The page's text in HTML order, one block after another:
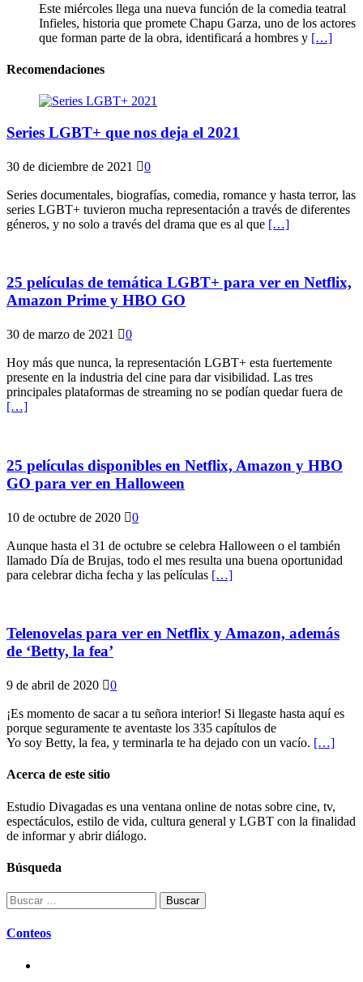
Este miércoles llega una nueva función de la comedia teatral
Infieles, historia que promete Chapu Garza, uno de los actores
que forman parte de la obra, identificará a hombres y […]
Recomendaciones
Series LGBT+ que nos deja el 2021
30 de diciembre de 2021 0
Series documentales, biografías, comedia, romance y hasta terror, las
series LGBT+ tuvieron mucha representación a través de diferentes
géneros, y no solo a través del drama que es al que […]
25 películas de temática LGBT+ para ver en Netflix,
Amazon Prime y HBO GO
30 de marzo de 2021 0
Hoy más que nunca, la representación LGBT+ esta fuertemente
presente en la industria del cine para dar visibilidad. Las tres
principales plataformas de streaming no se podían quedar fuera de
[…]
25 películas disponibles en Netflix, Amazon y HBO
GO para ver en Halloween
10 de octubre de 2020 0
Aunque hasta el 31 de octubre se celebra Halloween o el también
llamado Día de Brujas, todo el mes resulta una buena oportunidad
para celebrar dicha fecha y las películas […]
Telenovelas para ver en Netflix y Amazon, además
de ‘Betty, la fea’
9 de abril de 2020 0
¡Es momento de sacar a tu señora interior! Si llegaste hasta aquí es
porque seguramente te aventaste los 335 capítulos de
Yo soy Betty, la fea, y terminarla te ha dejado con un vacío. […]
Acerca de este sitio
Estudio Divagadas es una ventana online de notas sobre cine, tv,
espectáculos, estilo de vida, cultura general y LGBT con la finalidad
de informar y abrir diálogo.
Búsqueda
Buscar:
Conteos